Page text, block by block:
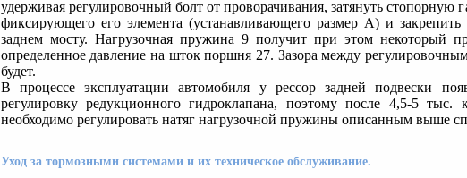
удерживая регулировочный болт от проворачивания, затянуть
фиксирующего его элемента (устанавливающего размер А) и
заднем мосту. Нагрузочная пружина 9 получит при этом некоторый
определенное давление на шток поршня 27. Зазора между
будет.
В процессе эксплуатации автомобиля у рессор задней подвески
регулировку редукционного гидроклапана, поэтому после 4,5-5
необходимо регулировать натяг нагрузочной пружины описанным выше
Уход за тормозными системами и их техническое обслуживание.